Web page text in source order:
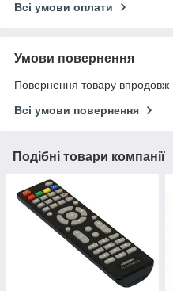
Всі умови оплати
Умови повернення
Повернення товару впродовж
Всі умови повернення
Подібні товари компанії